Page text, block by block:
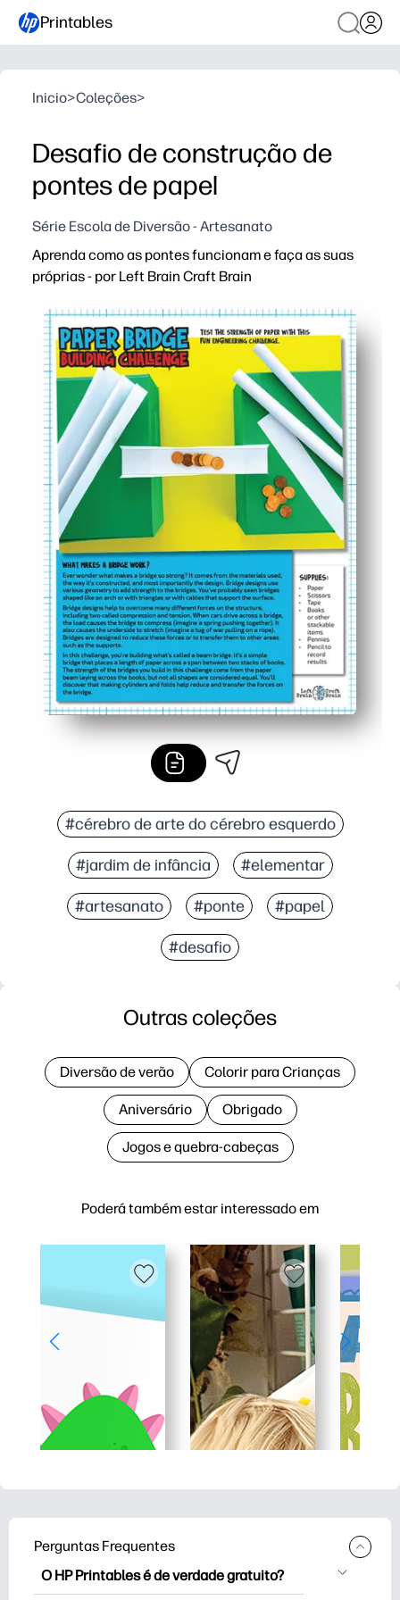
Printables
Inicio>Coleções>
Desafio de construção de
pontes de papel
Série Escola de Diversão - Artesanato
Aprenda como as pontes funcionam e faça as suas
próprias - por Left Brain Craft Brain
#cérebro de arte do cérebro esquerdo
#jardim de infância #elementar
#artesanato #ponte #papel
#desafio
Poderá também estar interessado em
Outras coleções
Diversão de verão Colorir para Crianças
Aniversário Obrigado
Jogos e quebra-cabeças
Perguntas Frequentes
O HP Printables é de verdade gratuito?